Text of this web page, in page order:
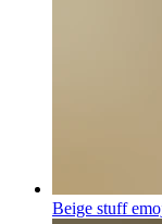
Beige stuff